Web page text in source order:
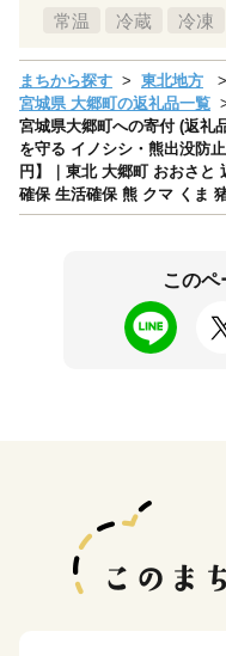
常温 冷蔵 冷凍
まちから探す 東北地方
宮城県 大郷町の返礼品一覧
宮城県大郷町への寄付 (返礼
を守る イノシシ・熊出没防
円】｜東北 大郷町 おおさと
確保 生活確保 熊 クマ くま
このペ